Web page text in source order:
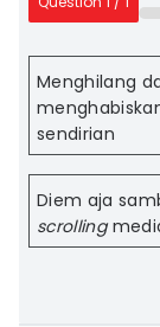
Menghilang
sendirian
Diem aja
scrolling